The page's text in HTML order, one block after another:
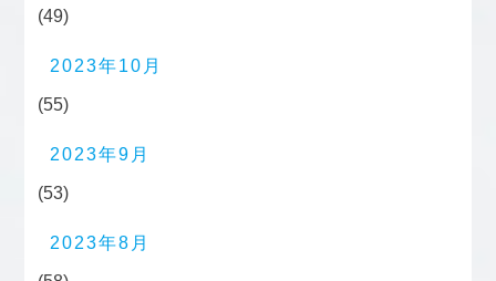
(49)
2023年10月
(55)
2023年9月
(53)
2023年8月